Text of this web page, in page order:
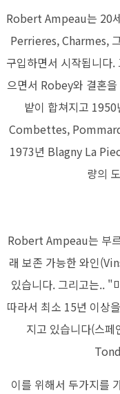
Robert Ampeau는 20
Perrieres, Charmes,
구입하면서 시작됩니
으면서 Robey와 결혼
밭이 합쳐지고
Combettes,
1973년 Blagny La
량의
Robert Ampeau는 부
래 보존 가능한 와인
있습니다. 그리고는.. "
따라서 최소 15년 이상
지고 있습니다(스
이를 위해서 두가지를